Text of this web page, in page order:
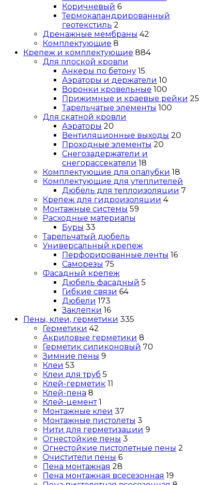
Коричневый 6
Термокаландрированный
геотекстиль 2
Дренажные мембраны 42
Комплектующие 8
Крепеж и комплектующие 884
Для плоской кровли
Анкеры по бетону 15
Аэраторы и держатели 10
Воронки кровельные 100
Прижимные и краевые рейки 25
Тарельчатые элементы 100
Для скатной кровли
Аэраторы 20
Вентиляционные выходы 20
Проходные элементы 20
Снегозадержатели и
снегорассекатели 18
Комплектующие для опалубки 18
Комплектующие для утеплителей
Дюбель для теплоизоляции 7
Крепеж для гидроизоляции 4
Монтажные системы 59
Расходные материалы
Буры 33
Тарельчатый дюбель
Универсальный крепеж
Перфорированные ленты 16
Саморезы 75
Фасадный крепеж
Дюбель фасадный 5
Гибкие связи 64
Дюбели 173
Заклепки 16
Пены, клеи, герметики 335
Герметики 42
Акриловые герметики 8
Герметик силиконовый 70
Зимние пены 9
Клеи 53
Клеи для труб 5
Клей-герметик 11
Клей-пена 8
Клей-цемент 1
Монтажные клеи 37
Монтажные пистолеты 3
Нити для герметизации 9
Огнестойкие пены 3
Огнестойкие пистолетные пены 2
Очистители пены 6
Пена монтажная 28
Пена монтажная всесезонная 19